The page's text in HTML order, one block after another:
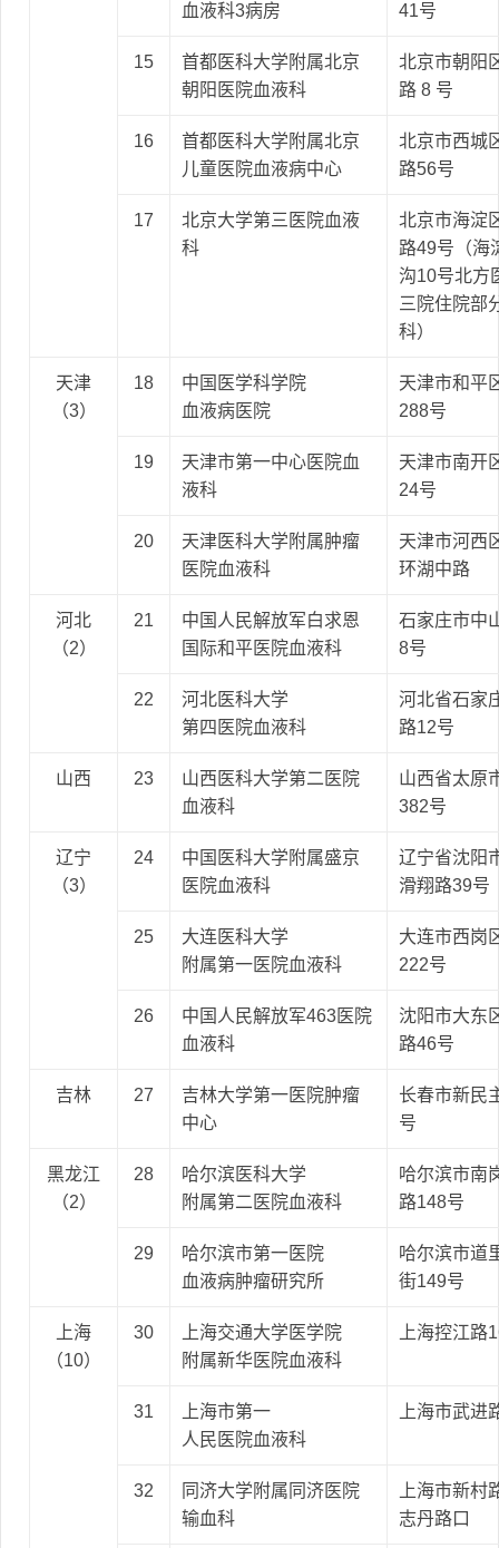
血液科3病房
41号
15
首都医科大学附属北京
朝阳医院血液科
北京市朝阳
路 8 号
16
首都医科大学附属北京
儿童医院血液病中心
北京市西城
路56号
17
北京大学第三医院血液
科
北京市海淀
路49号（海
沟10号北方
三院住院部
科）
天津
（3）
18
中国医学科学院
血液病医院
天津市和平
288号
19
天津市第一中心医院血
液科
天津市南开
24号
20
天津医科大学附属肿瘤
医院血液科
天津市河西
环湖中路
河北
（2）
21
中国人民解放军白求恩
国际和平医院血液科
石家庄市中
8号
22
河北医科大学
第四医院血液科
河北省石家
路12号
山西 23
山西医科大学第二医院
血液科
山西省太原
382号
辽宁
（3）
24
中国医科大学附属盛京
医院血液科
辽宁省沈阳
滑翔路39号
25
大连医科大学
附属第一医院血液科
大连市西岗
222号
26
中国人民解放军463医院
血液科
沈阳市大东
路46号
吉林 27
吉林大学第一医院肿瘤
中心
长春市新民
号
黑龙江
（2）
28
哈尔滨医科大学
附属第二医院血液科
哈尔滨市南
路148号
29
哈尔滨市第一医院
血液病肿瘤研究所
哈尔滨市道
街149号
上海
（10）
30
上海交通大学医学院
附属新华医院血液科
上海控江路
31
上海市第一
人民医院血液科
上海市武进
32
同济大学附属同济医院
输血科
上海市新村
志丹路口